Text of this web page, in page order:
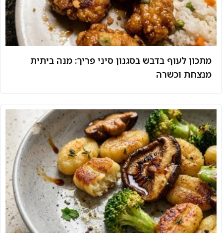
מתכון לעוף בדבש בסגנון סיני פריך: מנה ביתית
מנצחת וכשרה